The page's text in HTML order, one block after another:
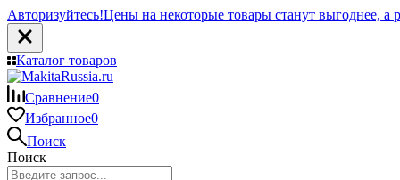
Авторизуйтесь!Цены на некоторые товары станут выгоднее, а
Каталог товаров
Сравнение0
Избранное0
Поиск
Поиск